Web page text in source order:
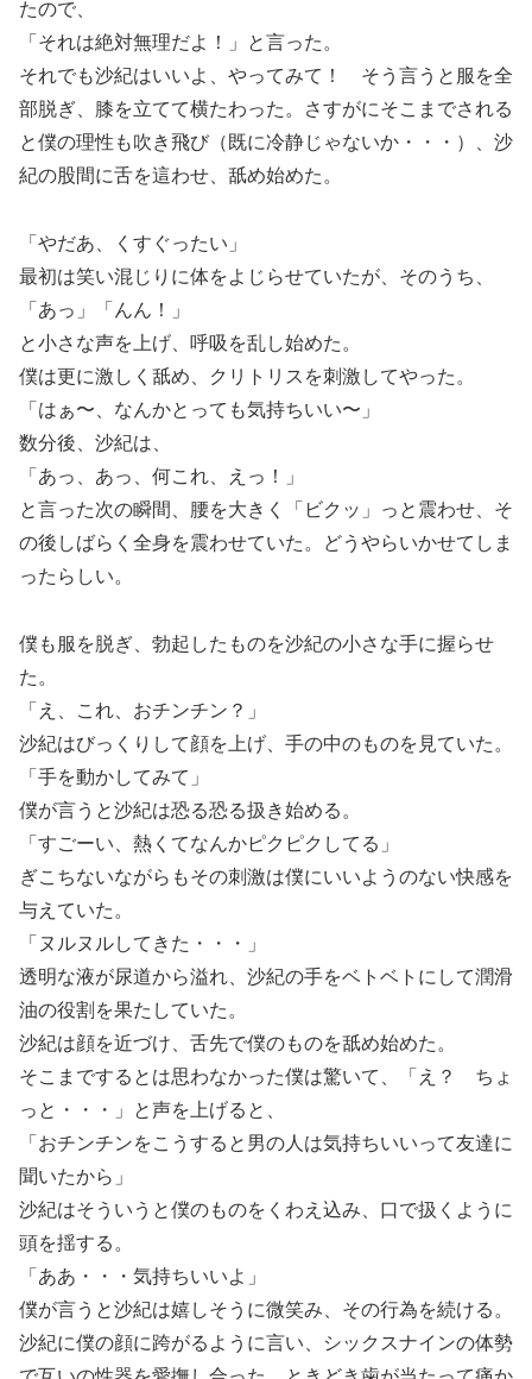
たので、
「それは絶対無理だよ！」と言った。
それでも沙紀はいいよ、やってみて！ そう言うと服を全
部脱ぎ、膝を立てて横たわった。さすがにそこまでされる
と僕の理性も吹き飛び（既に冷静じゃないか・・・）、沙
紀の股間に舌を這わせ、舐め始めた。
「やだあ、くすぐったい」
最初は笑い混じりに体をよじらせていたが、そのうち、
「あっ」「んん！」
と小さな声を上げ、呼吸を乱し始めた。
僕は更に激しく舐め、クリトリスを刺激してやった。
「はぁ〜、なんかとっても気持ちいい〜」
数分後、沙紀は、
「あっ、あっ、何これ、えっ！」
と言った次の瞬間、腰を大きく「ビクッ」っと震わせ、そ
の後しばらく全身を震わせていた。どうやらいかせてしま
ったらしい。
僕も服を脱ぎ、勃起したものを沙紀の小さな手に握らせ
た。
「え、これ、おチンチン？」
沙紀はびっくりして顔を上げ、手の中のものを見ていた。
「手を動かしてみて」
僕が言うと沙紀は恐る恐る扱き始める。
「すごーい、熱くてなんかピクピクしてる」
ぎこちないながらもその刺激は僕にいいようのない快感を
与えていた。
「ヌルヌルしてきた・・・」
透明な液が尿道から溢れ、沙紀の手をベトベトにして潤滑
油の役割を果たしていた。
沙紀は顔を近づけ、舌先で僕のものを舐め始めた。
そこまでするとは思わなかった僕は驚いて、「え？ ちょ
っと・・・」と声を上げると、
「おチンチンをこうすると男の人は気持ちいいって友達に
聞いたから」
沙紀はそういうと僕のものをくわえ込み、口で扱くように
頭を揺する。
「ああ・・・気持ちいいよ」
僕が言うと沙紀は嬉しそうに微笑み、その行為を続ける。
沙紀に僕の顔に跨がるように言い、シックスナインの体勢